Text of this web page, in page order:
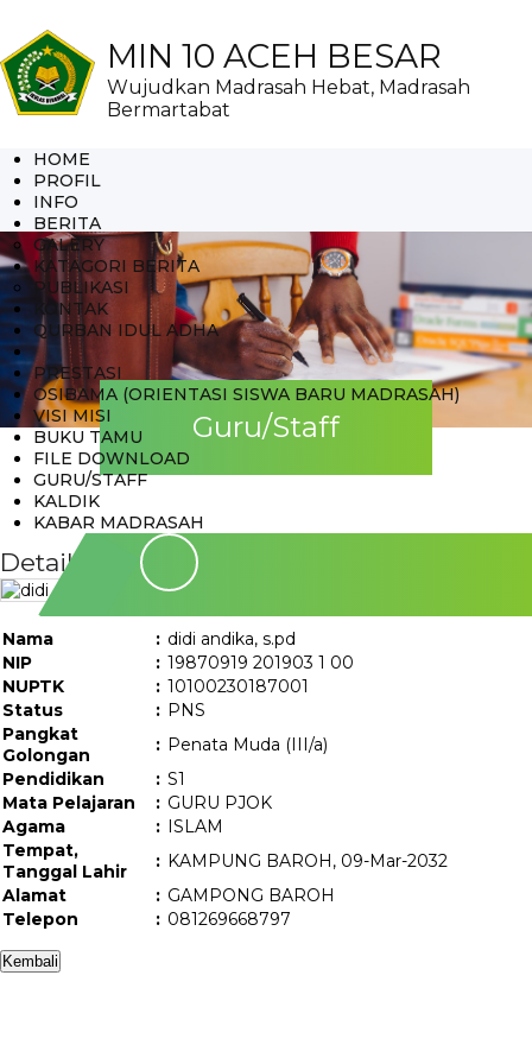
MIN 10 ACEH BESAR
Wujudkan Madrasah Hebat, Madrasah
Bermartabat
HOME
PROFIL
INFO
BERITA
GALERY
KATAGORI BERITA
PUBLIKASI
KONTAK
QURBAN IDUL ADHA
PRESTASI
OSIBAMA (ORIENTASI SISWA BARU MADRASAH)
VISI MISI
BUKU TAMU
FILE DOWNLOAD
GURU/STAFF
KALDIK
KABAR MADRASAH
Guru/Staff
Detail Guru/Staff
Nama : didi andika, s.pd
NIP
: 19870919 201903 1 00
NUPTK
: 10100230187001
Status
: PNS
Pangkat
Golongan
: Penata Muda (III/a)
Pendidikan
: S1
Mata Pelajaran
: GURU PJOK
Agama
: ISLAM
Tempat,
Tanggal Lahir
: KAMPUNG BAROH, 09-Mar-2032
Alamat
: GAMPONG BAROH
Telepon
: 081269668797